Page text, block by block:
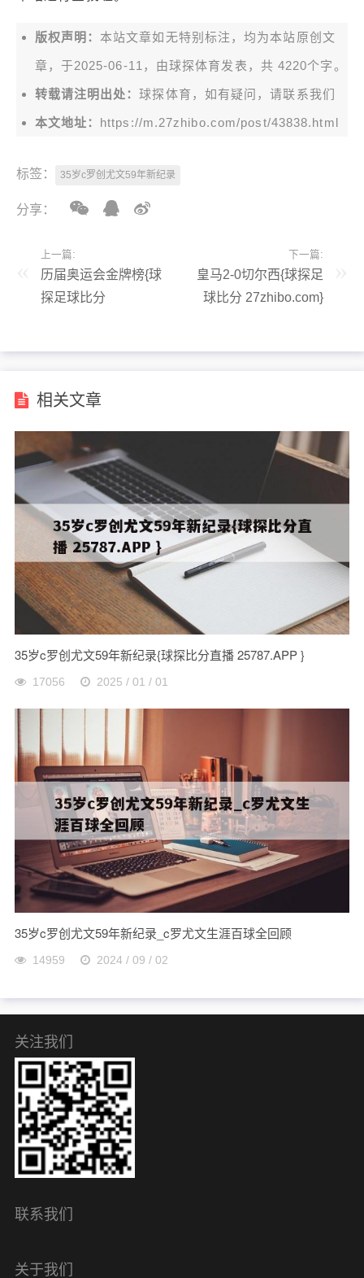
版权声明： 本站文章如无特别标注，均为本站原创文
章，于2025-06-11，由球探体育 发表，共 4220个字。
转载请注明出处：球探体育，如有疑问，请联系我们
本文地址： https://m.27zhibo.com/post/43838.html
标签： 35岁c罗创尤文59年新纪录
分享：
上一篇:
历届奥运会金牌榜{球
探足球比分
下一篇:
皇马2-0切尔西{球探足
球比分 27zhibo.com}
相关文章
35岁c罗创尤文59年新纪录{球探比分直播 25787.APP }
17056 2025 / 01 / 01
35岁c罗创尤文59年新纪录_c罗尤文生涯百球全回顾
14959 2024 / 09 / 02
关注我们
联系我们
关于我们